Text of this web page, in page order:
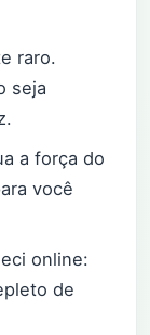
raro.
seja
a força do
você
online:
de